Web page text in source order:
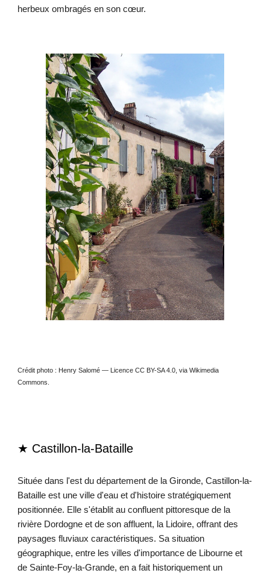
herbeux ombragés en son cœur.
Crédit photo : Henry Salomé — Licence CC BY-SA 4.0, via Wikimedia
Commons.
★ Castillon-la-Bataille
Située dans l'est du département de la Gironde, Castillon-la-
Bataille est une ville d'eau et d'histoire stratégiquement
positionnée. Elle s'établit au confluent pittoresque de la
rivière Dordogne et de son affluent, la Lidoire, offrant des
paysages fluviaux caractéristiques. Sa situation
géographique, entre les villes d'importance de Libourne et
de Sainte-Foy-la-Grande, en a fait historiquement un